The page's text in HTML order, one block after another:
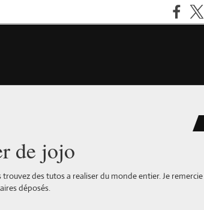
de jojo
trouvez des tutos a realiser du monde entier. Je
déposés.